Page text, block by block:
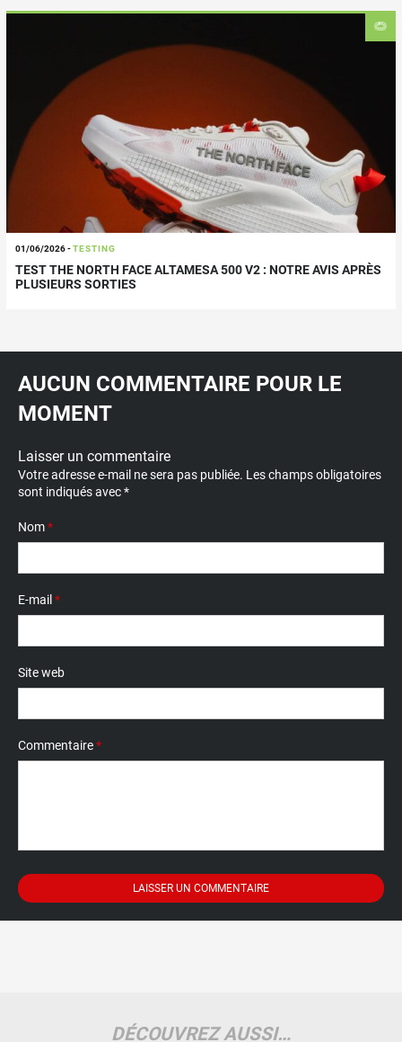
01/06/2026-TESTING
TEST THE NORTH FACE ALTAMESA 500 V2 : NOTRE AVIS APRÈS
PLUSIEURS SORTIES
AUCUN COMMENTAIRE POUR LE
MOMENT
Laisser un commentaire
Votre adresse e-mail ne sera pas publiée. Les champs obligatoires
sont indiqués avec*
Nom*
E-mail *
Site web
Commentaire*
DÉCOUVREZ AUSSI…